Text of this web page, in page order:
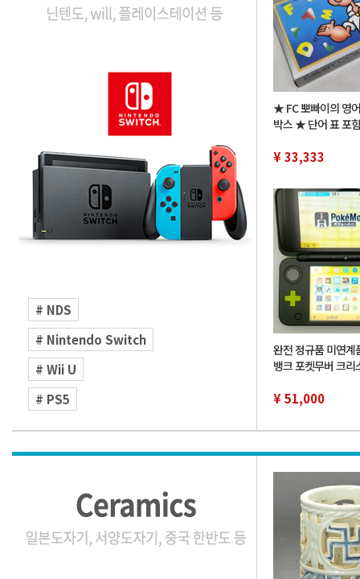
# NDS
# Nintendo Switch
# Wii U
# PS5
★ FC 뽀빠이의 영
박스 ★ 단어 표 포함
¥ 33,333
완전 정규품 미연계
뱅크 포켓무버 크리
닌텐도
¥ 51,000